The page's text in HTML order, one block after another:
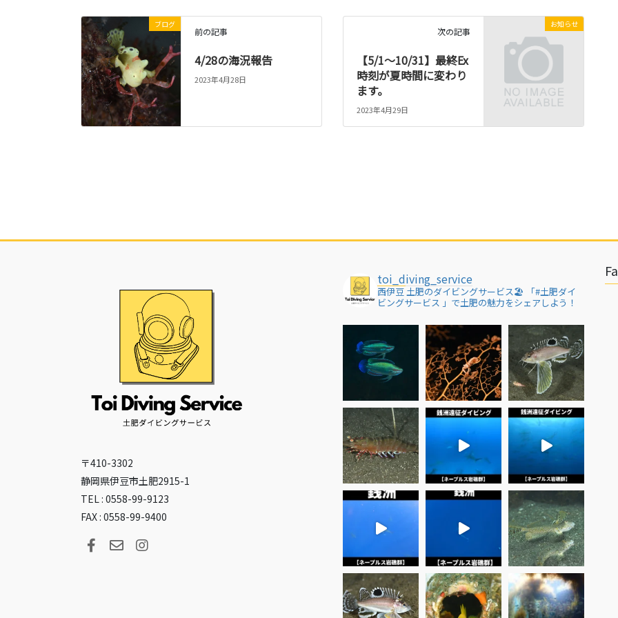
ブログ
前の記事
4/28の海況報告
2023年4月28日
お知らせ
次の記事
【5/1～10/31】最終Ex
時刻が夏時間に変わり
ます。
2023年4月29日
〒410-3302
静岡県伊豆市土肥2915-1
TEL : 0558-99-9123
FAX : 0558-99-9400
toi_diving_service
西伊豆 土肥のダイビングサービス🏖
「#土肥ダイ
ビングサービス 」で土肥の魅力をシェアしよう！